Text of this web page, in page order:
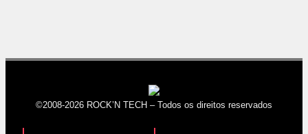
©2008-2026 ROCK’N TECH – Todos os direitos reservados